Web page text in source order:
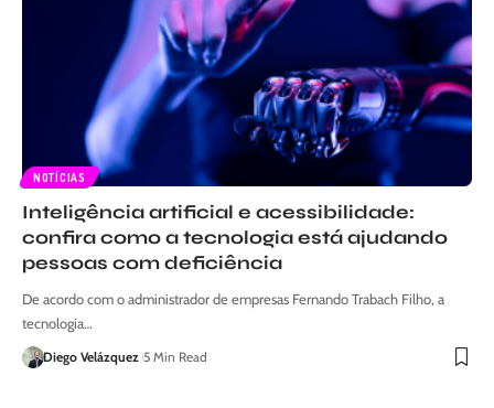
NOTÍCIAS
Inteligência artificial e acessibilidade:
confira como a tecnologia está ajudando
pessoas com deficiência
De acordo com o administrador de empresas Fernando Trabach Filho, a
tecnologia…
Diego Velázquez 5 Min Read